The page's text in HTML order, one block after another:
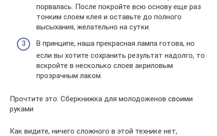
порвалась. После покройте всю основу еще раз
тонким слоем клея и оставьте до полного
высыхания, желательно на сутки.
В принципе, наша прекрасная лампа готова, но
если вы хотите сохранить результат надолго, то
вскройте в несколько слоев акриловым
прозрачным лаком.
Прочтите это: Сберкнижка для молодоженов своими
руками
Как видите, ничего сложного в этой технике нет,